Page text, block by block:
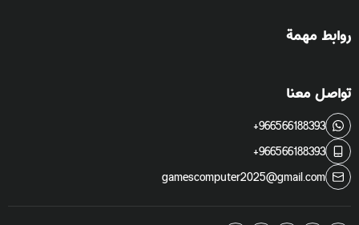
روابط مهمة
تواصل معنا
+966566188393
+966566188393
gamescomputer2025@gmail.com